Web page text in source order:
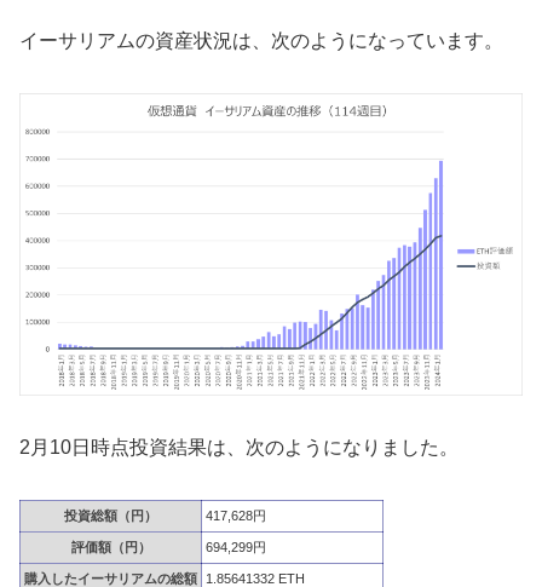
イーサリアムの資産状況は、次のようになっています。
2月10日時点投資結果は、次のようになりました。
投資総額（円） 417,628円
評価額（円） 694,299円
購入したイーサリアムの総額 1.85641332 ETH